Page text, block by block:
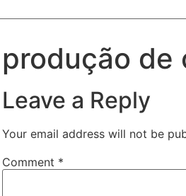
produção de
Leave a Reply
Your email address will not be
Comment *